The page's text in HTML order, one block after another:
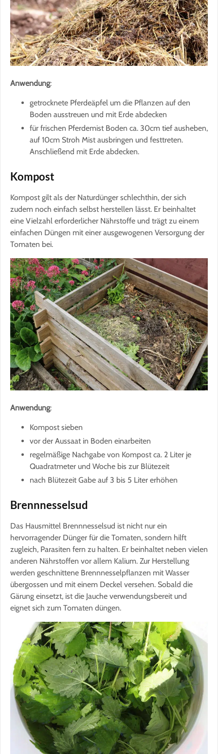
Anwendung:
getrocknete Pferdeäpfel um die Pflanzen auf den
Boden ausstreuen und mit Erde abdecken
für frischen Pferdemist Boden ca. 30cm tief ausheben,
auf 10cm Stroh Mist ausbringen und festtreten.
Anschließend mit Erde abdecken.
Kompost
Kompost gilt als der Naturdünger schlechthin, der sich
zudem noch einfach selbst herstellen lässt. Er beinhaltet
eine Vielzahl erforderlicher Nährstoffe und trägt zu einem
einfachen Düngen mit einer ausgewogenen Versorgung der
Tomaten bei.
Anwendung:
Kompost sieben
vor der Aussaat in Boden einarbeiten
regelmäßige Nachgabe von Kompost ca. 2 Liter je
Quadratmeter und Woche bis zur Blütezeit
nach Blütezeit Gabe auf 3 bis 5 Liter erhöhen
Brennnesselsud
Das Hausmittel Brennnesselsud ist nicht nur ein
hervorragender Dünger für die Tomaten, sondern hilft
zugleich, Parasiten fern zu halten. Er beinhaltet neben vielen
anderen Nährstoffen vor allem Kalium. Zur Herstellung
werden geschnittene Brennnesselpflanzen mit Wasser
übergossen und mit einem Deckel versehen. Sobald die
Gärung einsetzt, ist die Jauche verwendungsbereit und
eignet sich zum Tomaten düngen.